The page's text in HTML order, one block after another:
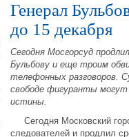
Генерал
до 15 декабря
Сегодня Мосгорсуд
Бульбову и еще троим
телефонных разговоров.
свободе фигуранты
истины.
Сегодня Московский
следователей и продлил